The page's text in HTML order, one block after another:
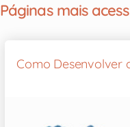
Páginas mais
Como Desenvolver